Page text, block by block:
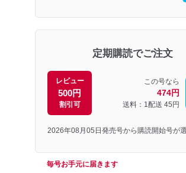
定期購読でご注文
レビュー
500円
割引可
この号なら
474円
送料：1配送 45円
2026年08月05日発売号から購読開始号が選
毎号お手元に届きます